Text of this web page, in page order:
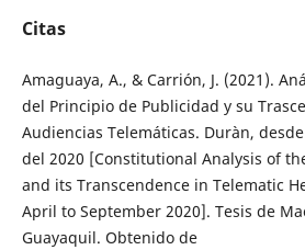
Citas
Amaguaya, A., & Carrión, J. (2021).
del Principio de Publicidad y su
Audiencias Telemáticas. Duràn,
del 2020 [Constitutional Analysis of
and its Transcendence in Telematic
April to September 2020]. Tesis de
Guayaquil. Obtenido de